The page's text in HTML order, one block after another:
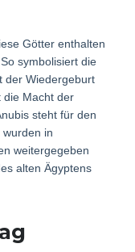
Götter enthalten
symbolisiert die
der Wiedergeburt
die Macht der
steht für den
in
weitergegeben
alten Ägyptens